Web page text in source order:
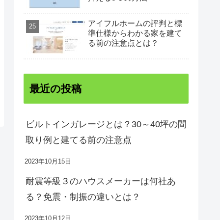
アイフルホームの評判と標
準仕様からわかる家を建て
る前の注意点とは？
最近の投稿
ビルトインガレージとは？30～40坪の間
取り例と建てる前の注意点
2023年10月15日
耐震等級３のハウスメーカーは何社あ
る？免震・制振の違いとは？
2023年10月12日